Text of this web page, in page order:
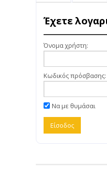
Έχετε
Όνομα χρήστη:
Κωδικός πρόσβασης:
Να με θυμάσαι